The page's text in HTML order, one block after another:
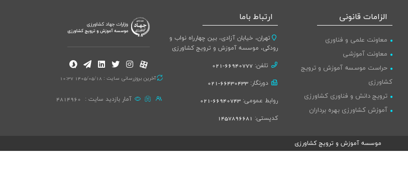
الزامات قانونی
معاونت علمی و فناوری
معاونت آموزشی
حراست موسسه آموزش و ترویج
کشاورزی
ترویج دانش و فناوری کشاورزی
آموزش کشاورزی بهره برداران
ارتباط باما
تهران، خیابان آزادی، بین چهارراه نواب و
رودکی، موسسه آموزش و ترویج کشاورزی
تلفن: 66940777-021
دورنگار: 66430433-021
روابط عمومی: 66940743-021
کدپستی: 1457896681
آخرین بروزرسانی سایت : 1405/05/18 10:37
آمار بازدید سایت : 4814960
موسسه آموزش و ترویج کشاورزی